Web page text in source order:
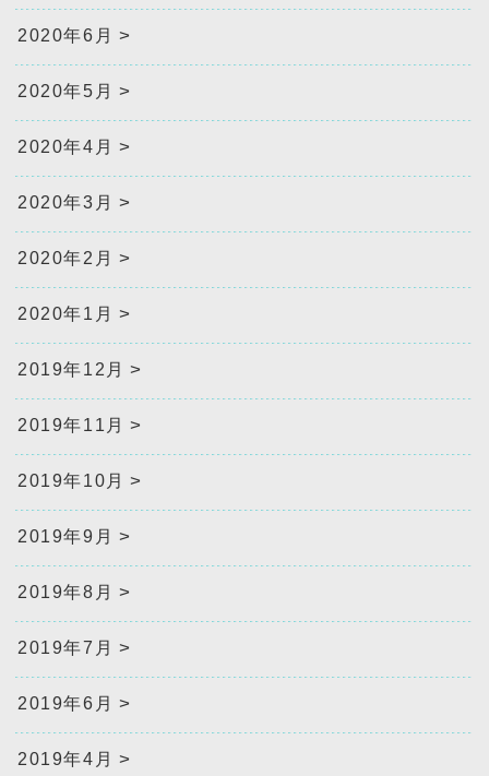
2020年6月
2020年5月
2020年4月
2020年3月
2020年2月
2020年1月
2019年12月
2019年11月
2019年10月
2019年9月
2019年8月
2019年7月
2019年6月
2019年4月